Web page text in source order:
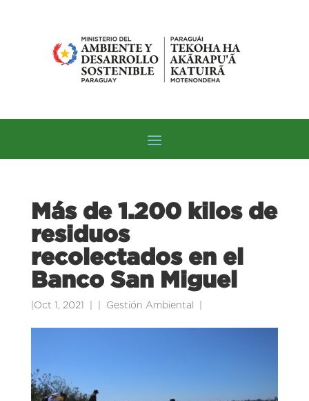
Más de 1.200 kilos de
residuos
recolectados en el
Banco San Miguel
Oct 1, 2021 Gestión Ambiental